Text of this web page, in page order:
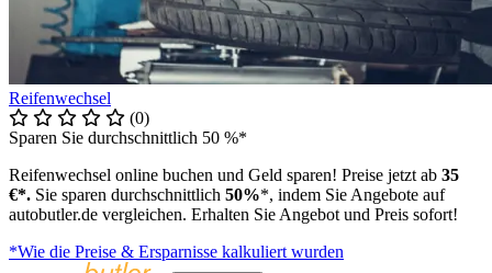
Reifenwechsel
(0)
Sparen Sie durchschnittlich 50 %*
Reifenwechsel online buchen und Geld sparen! Preise jetzt ab 35
€*. Sie sparen durchschnittlich 50%*, indem Sie Angebote auf
autobutler.de vergleichen. Erhalten Sie Angebot und Preis sofort!
*Wie die Preise & Ersparnisse kalkuliert wurden